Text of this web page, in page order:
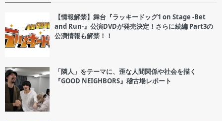
【情報解禁】舞台『ラッキードッグ1 on Stage -Bet
and Run-』公演DVDが発売決定！さらに続編 Part3の
公演情報も解禁！！
「隣人」をテーマに、歪な人間関係や社会を描く
『GOOD NEIGHBORS』稽古場レポート